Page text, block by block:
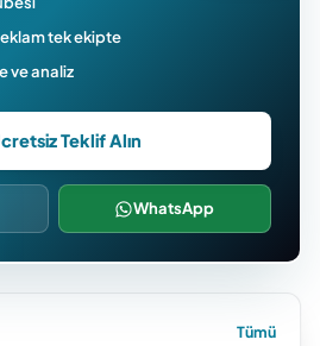
reklam tek ekipte
ve analiz
Teklif Alın
WhatsApp
Tümü